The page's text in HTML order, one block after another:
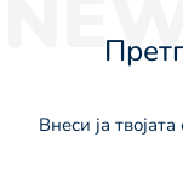
Внеси ја